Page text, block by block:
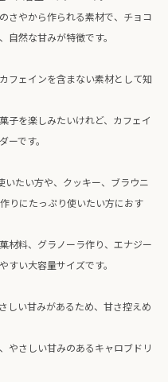
さやから作られる素材で、チョコ
自然な甘みが特徴です。
フェインを含まない素材として知
子を楽しみたいけれど、カフェイ
です。
たい方や、クッキー、ブラウニ
りにたっぷり使いたい方におす
材料、グラノーラ作り、エナジー
い大容量サイズです。
しい甘みがあるため、甘さ控えめ
やさしい甘みのあるキャロブドリ